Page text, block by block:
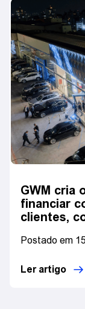
GWM cria
financiar
clientes,
Postado em
Ler artigo